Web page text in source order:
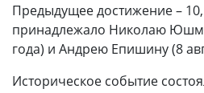
Предыдущее достижение –
принадлежало Николаю
года) и Андрею Епишину (8
Историческое событие